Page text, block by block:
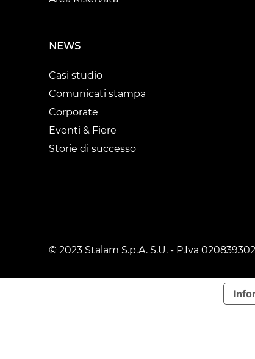
NEWS
Casi studio
Comunicati stampa
Corporate
Eventi & Fiere
Storie di successo
© 2023 Stalam S.p.A. S.U. - P.Iva